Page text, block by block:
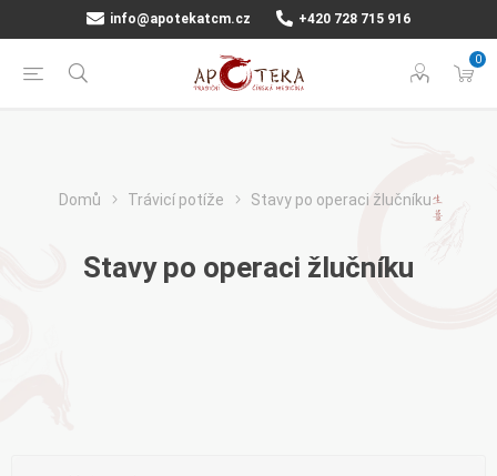
info@apotekatcm.cz +420 728 715 916
0
Domů Trávicí potíže Stavy po operaci žlučníku
Stavy po operaci žlučníku